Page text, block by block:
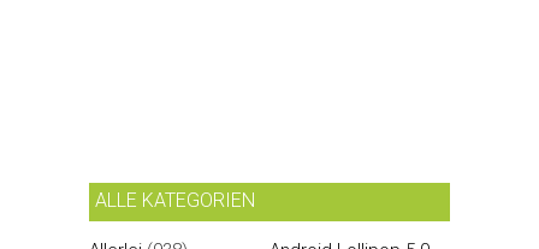
ALLE KATEGORIEN